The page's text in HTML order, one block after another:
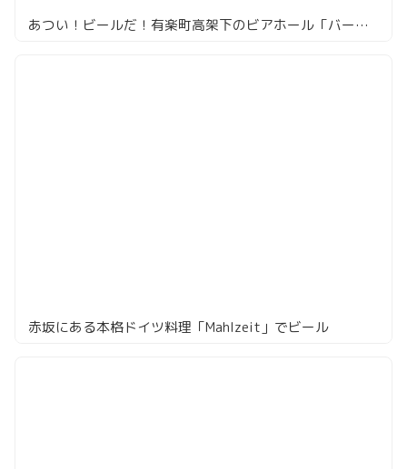
あつい！ビールだ！有楽町高架下のビアホール「バーデンバーデン」
赤坂にある本格ドイツ料理「Mahlzeit」でビール